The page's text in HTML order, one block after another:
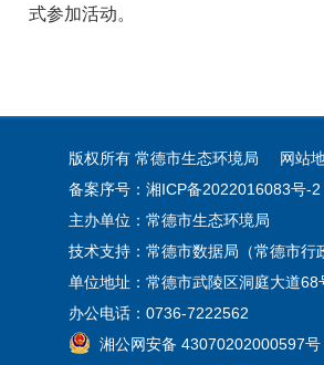
式参加活动。
版权所有 常德市生态环境局
网站
备案序号：湘ICP备2022016083号-2
主办单位：常德市生态环境局
技术支持：常德市数据局（常德市行
单位地址：常德市武陵区洞庭大道68
办公电话：0736-7222562
湘公网安备 43070202000597号